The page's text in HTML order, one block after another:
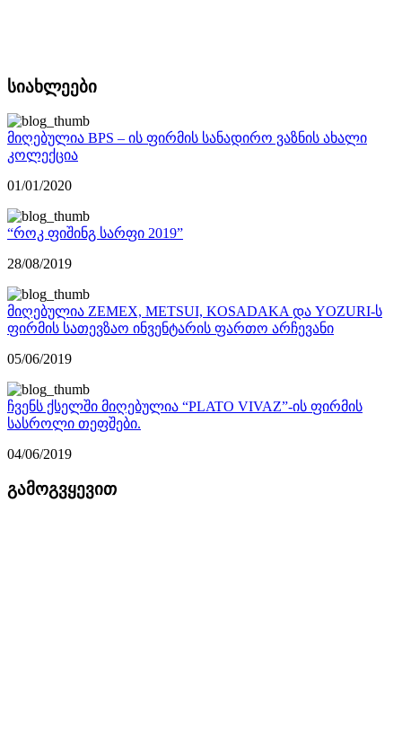
სიახლეები
მიღებულია BPS – ის ფირმის სანადირო ვაზნის ახალი
კოლექცია
01/01/2020
“როკ ფიშინგ სარფი 2019”
28/08/2019
მიღებულია ZEMEX, METSUI, KOSADAKA და YOZURI-ს
ფირმის სათევზაო ინვენტარის ფართო არჩევანი
05/06/2019
ჩვენს ქსელში მიღებულია “PLATO VIVAZ”-ის ფირმის
სასროლი თეფშები.
04/06/2019
გამოგვყევით